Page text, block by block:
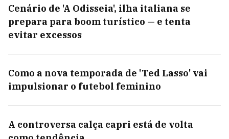
Cenário de 'A Odisseia', ilha italiana se
prepara para boom turístico — e tenta
evitar excessos
Como a nova temporada de 'Ted Lasso' vai
impulsionar o futebol feminino
A controversa calça capri está de volta